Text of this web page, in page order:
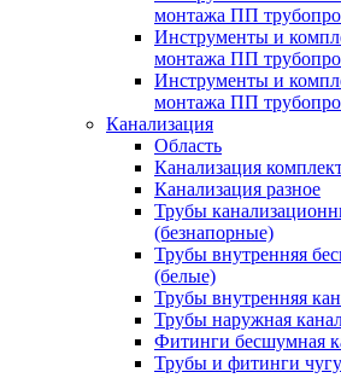
монтажа ПП
Инструменты и
монтажа ПП
Инструменты и
монтажа ПП
Канализация
Область
Канализация
Канализация разное
Трубы
(безнапорные)
Трубы внутренняя
(белые)
Трубы внутренняя
Трубы наружная
Фитинги бесшумная
Трубы и фитинги